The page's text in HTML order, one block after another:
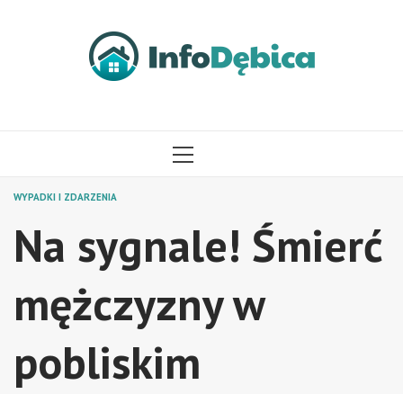
MENU
WYPADKI I ZDARZENIA
Na sygnale! Śmierć
mężczyzny w
pobliskim